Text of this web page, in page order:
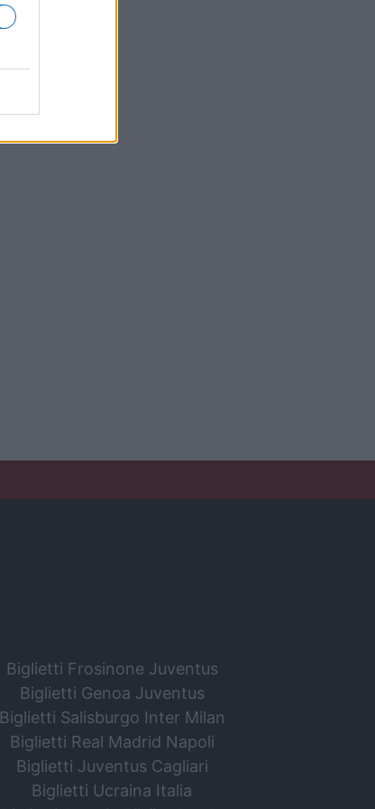
Biglietti Frosinone Juventus
Biglietti Genoa Juventus
Biglietti Salisburgo Inter Milan
Biglietti Real Madrid Napoli
Biglietti Juventus Cagliari
Biglietti Ucraina Italia